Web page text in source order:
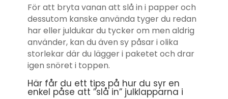
För att bryta vanan att slå in i papper och
dessutom kanske använda tyger du redan
har eller juldukar du tycker om men aldrig
använder, kan du även sy påsar i olika
storlekar där du lägger i paketet och drar
igen snöret i toppen.
Här får du ett tips på hur du syr en
enkel påse att ”slå in” julklapparna i